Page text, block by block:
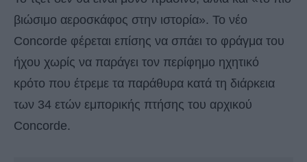
βιώσιμο αεροσκάφος στην ιστορία». Το νέο
Concorde φέρεται επίσης να σπάει το φράγμα του
ήχου χωρίς να παράγει τον περίφημο ηχητικό
κρότο που έτρεμε τα παράθυρα κατά τη διάρκεια
των 34 ετών εμπορικής πτήσης του αρχικού
Concorde.